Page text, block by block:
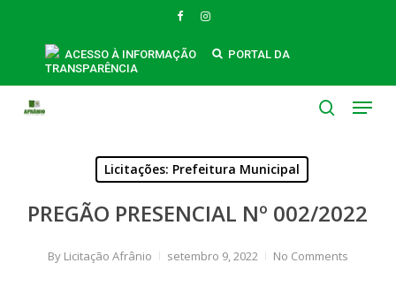
FACEBOOKINSTAGRAM
ACESSO À INFORMAÇÃO
PORTAL DA
TRANSPARÊNCIA
Menu
Licitações: Prefeitura Municipal
PREGÃO PRESENCIAL Nº 002/2022
By Licitação Afrânio setembro 9, 2022 No Comments